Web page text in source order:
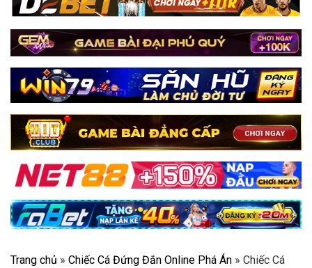
Trang chủ » Chiếc Cá Đứng Đắn Online Phá Án » Chiếc Cá